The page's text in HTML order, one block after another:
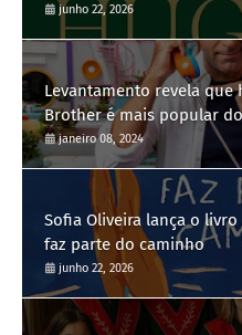
junho 22, 2026
Levantamento revela que
Brother é mais popular
janeiro 08, 2024
Sofia Oliveira lança o
faz parte do caminho
junho 22, 2026